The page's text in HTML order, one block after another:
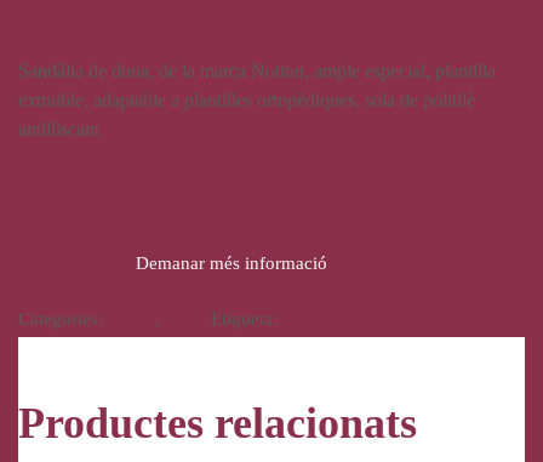
Sandàlia de dona, de la marca Notton, ample especial, plantilla
extraible, adaptable a plantilles ortopèdiques, sola de politilè
antilliscant
Demanar més informació
Categories: , Etiqueta:
Productes relacionats